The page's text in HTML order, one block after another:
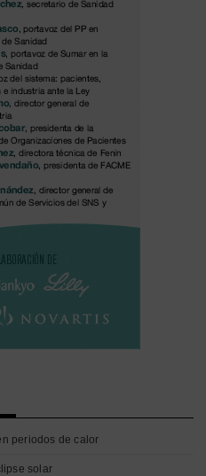
periodos de calor
solar